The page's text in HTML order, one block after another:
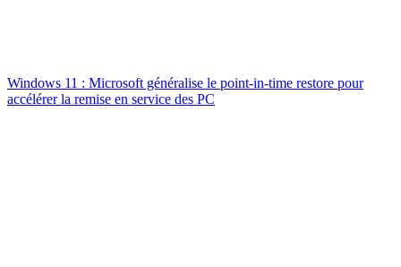
Windows 11 : Microsoft généralise le point-in-time restore pour
accélérer la remise en service des PC